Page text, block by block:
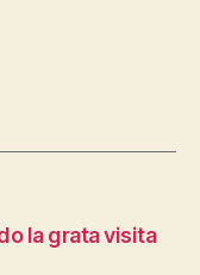
la grata visita